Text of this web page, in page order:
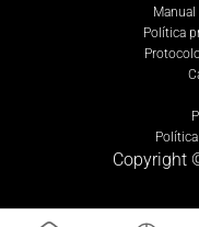
Política
Copyright